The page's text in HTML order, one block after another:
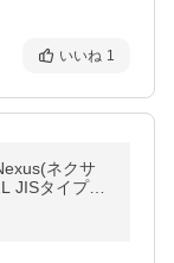
いいね 1
ネクサ
JISタイプ
36-992 (S